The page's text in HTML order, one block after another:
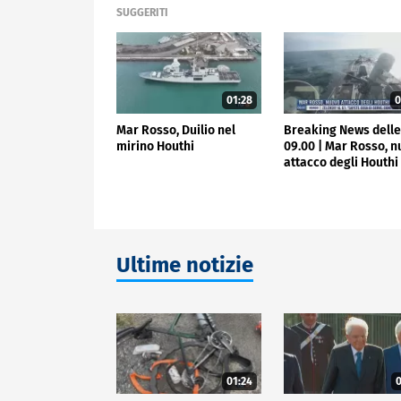
SUGGERITI
01:28
Mar Rosso, Duilio nel
mirino Houthi
Breaking News delle
09.00 | Mar Rosso,
attacco degli Houthi
Ultime notizie
01:24